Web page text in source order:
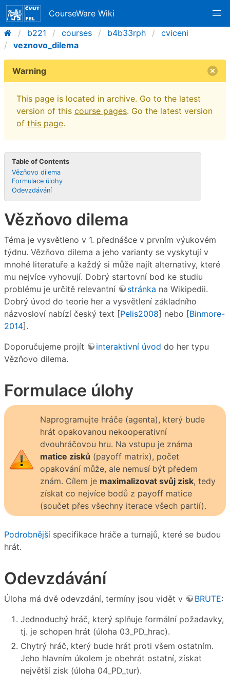
CourseWare Wiki
b221
courses b4b33rph
cviceni
veznovo_dilema
Warning
This page is located in archive. Go to the latest
version of this course pages. Go the latest version
of this page.
Table of Contents
Vězňovo dilema
Formulace úlohy
Odevzdávání
Vězňovo dilema
Téma je vysvětleno v 1. přednášce v prvním výukovém
týdnu. Vězňovo dilema a jeho varianty se vyskytují v
mnohé literatuře a každý si může najít alternativy, které
mu nejvíce vyhovují. Dobrý startovní bod ke studiu
problému je určitě relevantní
stránka na Wikipedii.
Dobrý úvod do teorie her a vysvětlení základního
názvosloví nabízí český text [Pelis2008] nebo [Binmore-
2014].
Doporučujeme projít
interaktivní úvod do her typu
Vězňovo dilema.
Formulace úlohy
Naprogramujte hráče (agenta), který bude
hrát opakovanou nekooperativní
dvouhráčovou hru. Na vstupu je známa
matice zisků (payoff matrix), počet
opakování může, ale nemusí být předem
znám. Cílem je maximalizovat svůj zisk, tedy
získat co nejvíce bodů z payoff matice
(součet přes všechny iterace všech partií).
Podrobnější specifikace hráče a turnajů, které se budou
hrát.
Odevzdávání
Úloha má dvě odevzdání, termíny jsou vidět v BRUTE:
Jednoduchý hráč, který splňuje formální požadavky,
tj. je schopen hrát (úloha 03_PD_hrac).
Chytrý hráč, který bude hrát proti všem ostatním.
Jeho hlavním úkolem je obehrát ostatní, získat
největší zisk (úloha 04_PD_tur).